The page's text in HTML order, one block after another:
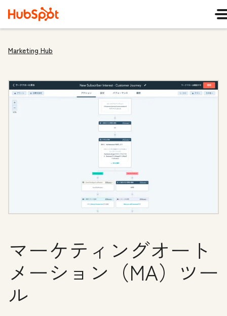
Marketing Hub
マーケティングオート
メーション（MA）ツー
ル